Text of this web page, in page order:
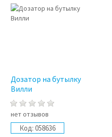
Дозатор на бутылку
Вилли
нет отзывов
Код: 058636